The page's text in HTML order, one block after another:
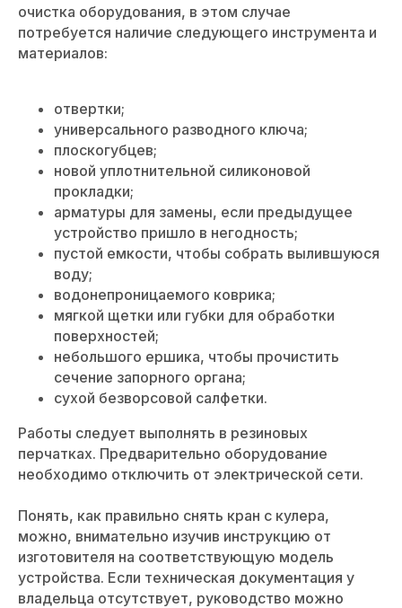
очистка оборудования, в этом случае
потребуется наличие следующего инструмента и
материалов:
отвертки;
универсального разводного ключа;
плоскогубцев;
новой уплотнительной силиконовой
прокладки;
арматуры для замены, если предыдущее
устройство пришло в негодность;
пустой емкости, чтобы собрать вылившуюся
воду;
водонепроницаемого коврика;
мягкой щетки или губки для обработки
поверхностей;
небольшого ершика, чтобы прочистить
сечение запорного органа;
сухой безворсовой салфетки.
Работы следует выполнять в резиновых
перчатках. Предварительно оборудование
необходимо отключить от электрической сети.
Понять, как правильно снять кран с кулера,
можно, внимательно изучив инструкцию от
изготовителя на соответствующую модель
устройства. Если техническая документация у
владельца отсутствует, руководство можно